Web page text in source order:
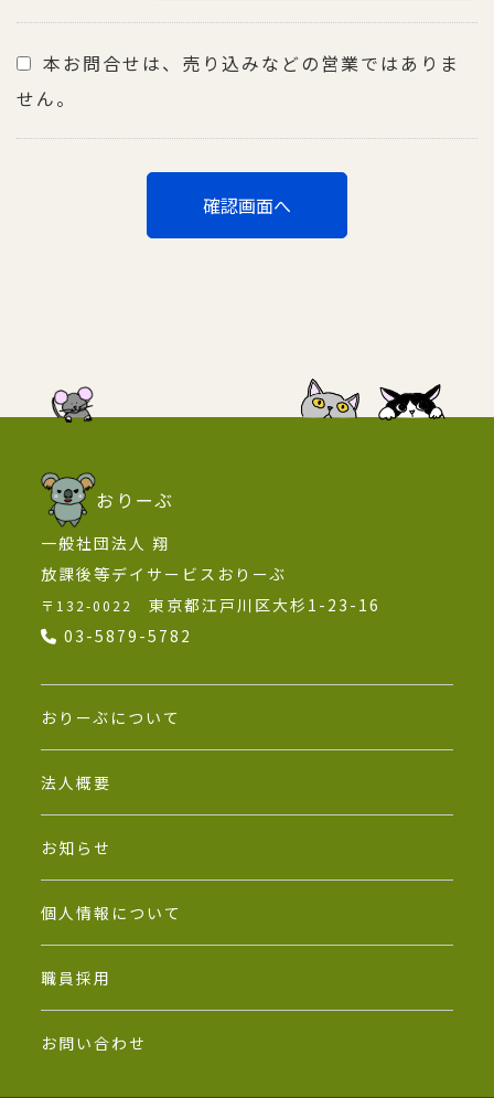
本お問合せは、売り込みなどの営業ではありま
せん。
おりーぶ
一般社団法人 翔
放課後等デイサービスおりーぶ
〒132-0022
東京都江戸川区大杉1-23-16
03-5879-5782
おりーぶについて
法人概要
お知らせ
個人情報について
職員採用
お問い合わせ